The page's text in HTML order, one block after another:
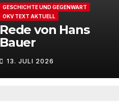
GESCHICHTE UND GEGENWART
OKV TEXT AKTUELL
Rede von Hans
Bauer
13. JULI 2026